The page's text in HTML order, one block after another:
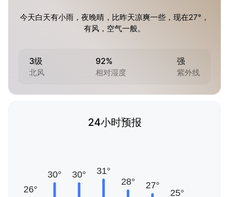
今天白天有小雨，夜晚晴，比昨天凉爽一些，现在27°，
有风，空气一般。
3级
北风
92%
相对湿度
强
紫外线
24小时预报